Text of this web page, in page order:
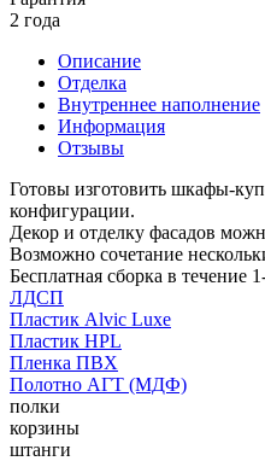
2 года
Описание
Отделка
Внутреннее наполнение
Информация
Отзывы
Готовы изготовить шкафы-
конфигурации.
Декор и отделку фасадов
Возможно сочетание
Бесплатная сборка в течение
ЛДСП
Пластик Alvic Luxe
Пластик HPL
Пленка ПВХ
Полотно АГТ (МДФ)
полки
корзины
штанги